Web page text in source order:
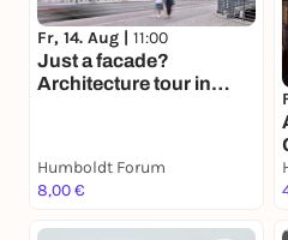
Fr, 14. Aug | 11:00
Just a facade?
Architecture tour in
Humboldt Forum
8,00 €